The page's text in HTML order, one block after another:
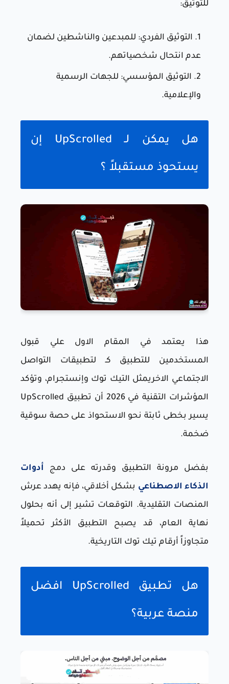
للتوثيق:
التوثيق الفردي: للمبدعين والناشطين لضمان
عدم انتحال شخصياتهم.
التوثيق المؤسسي: للجهات الرسمية
والإعلامية.
هل يمكن لـ UpScrolled إن
يستحوذ مستقبلاً ؟
هذا يعتمد في المقام الاول علي قبول
المستخدمين للتطبيق كـ لتطبيقات التواصل
الاجتماعي الاخريمثل التيك توك وإنستجرام، وتؤكد
المؤشرات التقنية في 2026 أن تطبيق UpScrolled
يسير بخطى ثابتة نحو الاستحواذ على حصة سوقية
ضخمة.
بفضل مرونة التطبيق وقدرته على دمج
أدوات
الذكاء الاصطناعي بشكل أخلاقي، فإنه يهدد عرش
المنصات التقليدية. التوقعات تشير إلى أنه بحلول
نهاية العام، قد يصبح التطبيق الأكثر تحميلاً
متجاوزاً أرقام تيك توك التاريخية.
هل تطبيق UpScrolled افضل
منصة عربية؟